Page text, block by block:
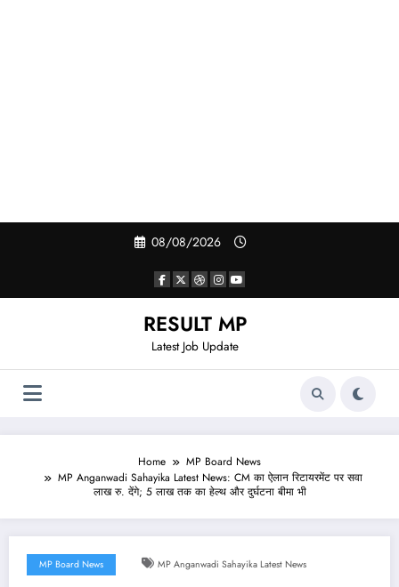
08/08/2026
RESULT MP
Latest Job Update
Home
MP Board News
MP Anganwadi Sahayika Latest News: CM का ऐलान रिटायरमेंट पर सवा
लाख रु. देंगे; 5 लाख तक का हेल्थ और दुर्घटना बीमा भी
MP Board News MP Anganwadi Sahayika Latest News